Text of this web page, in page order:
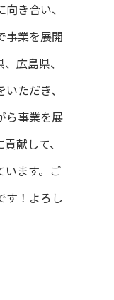
き合い、
事業を展開
広島県、
ただき、
ら事業を展
献して、
います。ご
す！よろし